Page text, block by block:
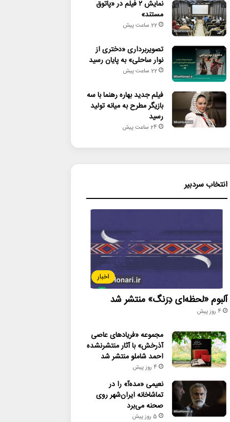
نمایش ۲ فیلم در «پاتوق
مستند»
22 ساعت پیش
تصویربرداری «دختری از
نوار ساحلی» به پایان رسید
22 ساعت پیش
فیلم جدید بهاره رهنما با سه
بازیگر مطرح به میانه تولید
رسید
24 ساعت پیش
انتخاب سردبیر
اخبار
آلبوم «لحظه‌ای دِرَنگ» منتشر شد
4 روز پیش
مجموعه «فریادهای عاصی
آذرخش» با آثار منتشرنشده
احمد شاملو منتشر شد
4 روز پیش
نعیمی «مده‌آ» را در
تماشاخانه ایران‌شهر روی
صحنه می‌برد
5 روز پیش